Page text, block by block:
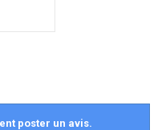
poster un avis.